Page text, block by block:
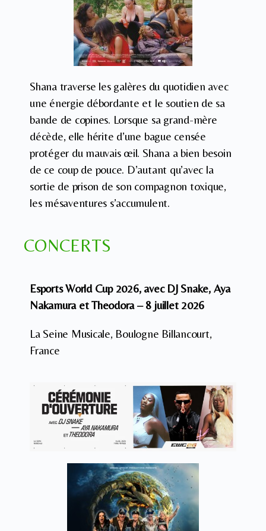
Shana traverse les galères du quotidien avec
une énergie débordante et le soutien de sa
bande de copines. Lorsque sa grand-mère
décède, elle hérite d’une bague censée
protéger du mauvais œil. Shana a bien besoin
de ce coup de pouce. D’autant qu’avec la
sortie de prison de son compagnon toxique,
les mésaventures s’accumulent.
CONCERTS
Esports World Cup 2026, avec DJ Snake, Aya
Nakamura et Theodora – 8 juillet 2026
La Seine Musicale, Boulogne Billancourt,
France